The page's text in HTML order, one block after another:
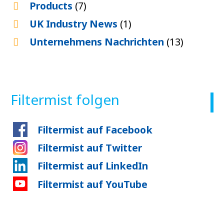
Products (7)
UK Industry News (1)
Unternehmens Nachrichten (13)
Filtermist folgen
Filtermist auf Facebook
Filtermist auf Twitter
Filtermist auf LinkedIn
Filtermist auf YouTube